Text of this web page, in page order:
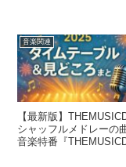
音楽関連
【最新版】
シャッフルメドレーの
音楽特番『